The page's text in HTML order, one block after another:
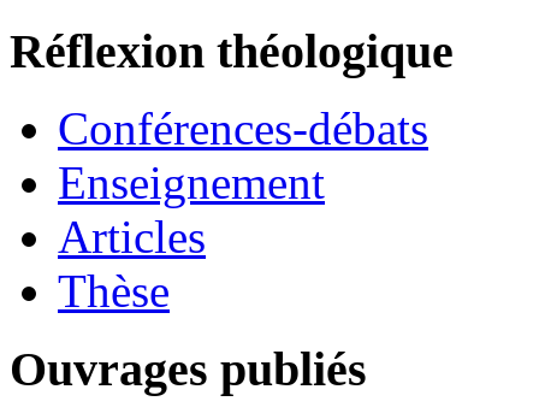
Réflexion théologique
Conférences-débats
Enseignement
Articles
Thèse
Ouvrages publiés